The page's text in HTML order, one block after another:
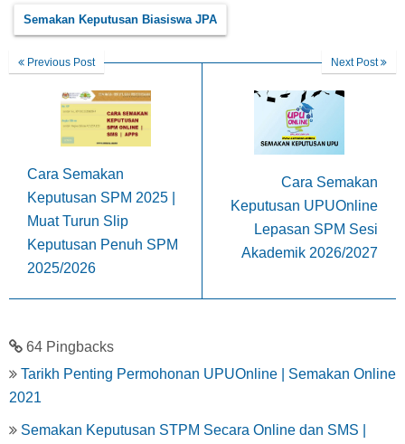
Semakan Keputusan Biasiswa JPA
Previous Post
Cara Semakan
Keputusan SPM 2025 |
Muat Turun Slip
Keputusan Penuh SPM
2025/2026
Next Post
Cara Semakan
Keputusan UPUOnline
Lepasan SPM Sesi
Akademik 2026/2027
64 Pingbacks
Tarikh Penting Permohonan UPUOnline | Semakan Online
2021
Semakan Keputusan STPM Secara Online dan SMS |